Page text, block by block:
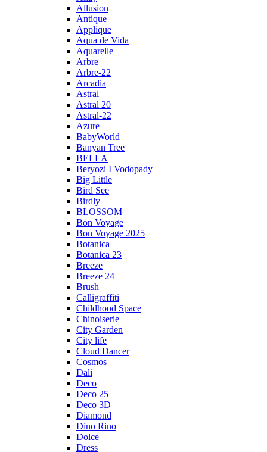
Allusion
Antique
Applique
Aqua de Vida
Aquarelle
Arbre
Arbre-22
Arcadia
Astral
Astral 20
Astral-22
Azure
BabyWorld
Banyan Tree
BELLA
Beryozi I Vodopady
Big Little
Bird See
Birdly
BLOSSOM
Bon Voyage
Bon Voyage 2025
Botanica
Botanica 23
Breeze
Breeze 24
Brush
Calligraffiti
Childhood Space
Chinoiserie
City Garden
City life
Cloud Dancer
Cosmos
Dali
Deco
Deco 25
Deco 3D
Diamond
Dino Rino
Dolce
Dress